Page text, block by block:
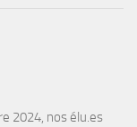
2024, nos élu.es